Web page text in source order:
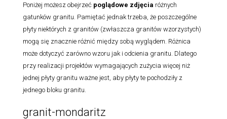
Poniżej możesz obejrzeć poglądowe zdjęcia różnych
gatunków granitu. Pamiętać jednak trzeba, że poszczególne
płyty niektórych z granitów (zwłaszcza granitów wzorzystych)
mogą się znacznie różnić między sobą wyglądem. Różnica
może dotyczyć zarówno wzoru jak i odcienia granitu. Dlatego
przy realizacji projektów wymagających zużycia więcej niż
jednej płyty granitu ważne jest, aby płyty te pochodziły z
jednego bloku granitu.
granit-mondaritz